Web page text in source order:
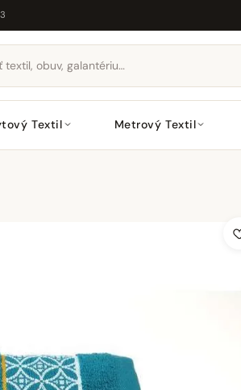
Textil Metrový Textil